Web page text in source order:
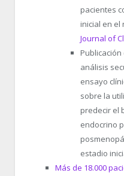
pacientes
inicial en el
Journal of
Publicación
análisis
ensayo
sobre la
predecir el
endocrino
estadio
Más de 18.000